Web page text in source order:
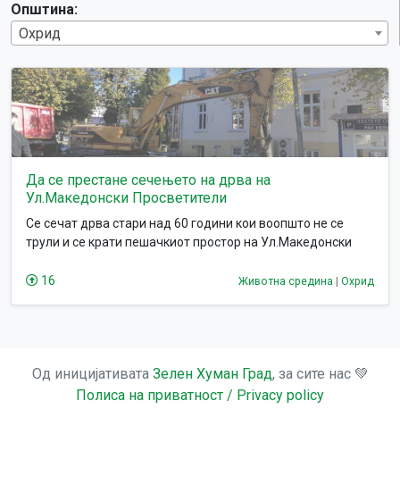
Општина:
Охрид
Да се престане сечењето на дрва на
Ул.Македонски Просветители
Се сечат дрва стари над 60 години кои воопшто не се
трули и се крати пешачкиот простор на Ул.Македонски
должината на самата улица.
16 Животна средина | Охрид
Од иницијативата Зелен Хуман Град, за сите нас 💚
Полиса на приватност / Privacy policy